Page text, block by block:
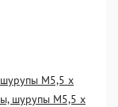
М5,5 х
шурупы М5,5 х